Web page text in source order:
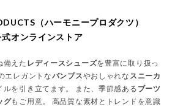
（ハーモニープロダクツ）
式オンラインストア
備えた レディースシューズを豊富に取り扱っ
エレガントなパンプスやおしゃれな スニーカ
を引き立てます。 また、季節感ある ブーツ
グもご用意。 高品質な素材とトレンドを意識